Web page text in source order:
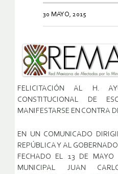
30 MAYO, 2015
FELICITACIÓN AL H.
CONSTITUCIONAL DE
MANIFESTARSE EN CONTRA
EN UN COMUNICADO
REPÚBLICA Y AL
FECHADO EL 13 DE MAYO
MUNICIPAL JUAN